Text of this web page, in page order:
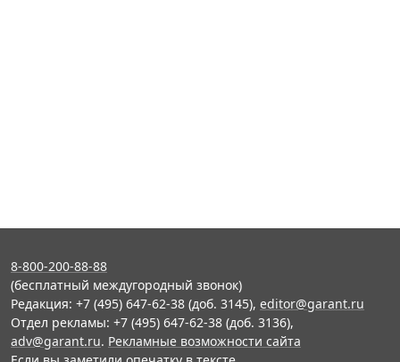
8-800-200-88-88
(бесплатный междугородный звонок)
Редакция: +7 (495) 647-62-38 (доб. 3145), editor@garant.ru
Отдел рекламы: +7 (495) 647-62-38 (доб. 3136),
adv@garant.ru. Рекламные возможности сайта